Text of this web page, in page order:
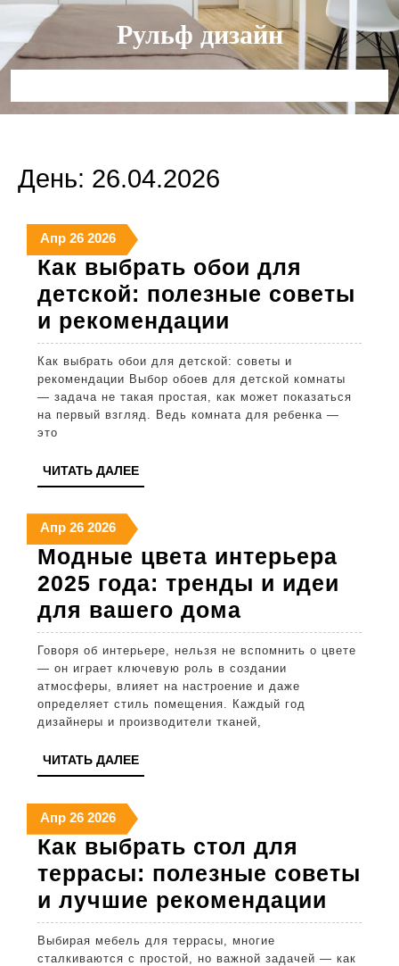
Перейти
содержимому
Рульф дизайн
День: 26.04.2026
Апр26
апреля
2026
2626
апреля
2026
202626
апреля
2026
Как выбрать обои для
детской: полезные советы
и рекомендации
выбрать
обои
для
детской:
Как выбрать обои для детской: советы и
рекомендации Выбор обоев для детской комнаты
— задача не такая простая, как может показаться
на первый взгляд. Ведь комната для ребенка —
это
ЧИТАТЬ ДАЛЕЕЧИТАТЬ
ДАЛЕЕ
Апр26
апреля
2026
2626
апреля
2026
202626
апреля
2026
Модные цвета интерьера
2025 года: тренды и идеи
для вашего дома
цвета
интерьера
2025
года:
вашего
дома
Говоря об интерьере, нельзя не вспомнить о цвете
— он играет ключевую роль в создании
атмосферы, влияет на настроение и даже
определяет стиль помещения. Каждый год
дизайнеры и производители тканей,
ЧИТАТЬ ДАЛЕЕЧИТАТЬ
ДАЛЕЕ
Апр26
апреля
2026
2626
апреля
2026
202626
апреля
2026
Как выбрать стол для
террасы: полезные советы
и лучшие рекомендации
стол
Выбирая мебель для террасы, многие
сталкиваются с простой, но важной задачей — как